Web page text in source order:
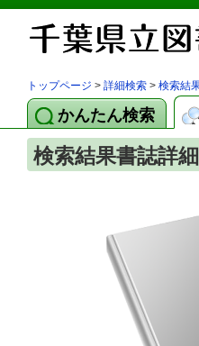
トップページ > 詳細検索 > 検索結
かんたん検索
検索結果書誌詳細